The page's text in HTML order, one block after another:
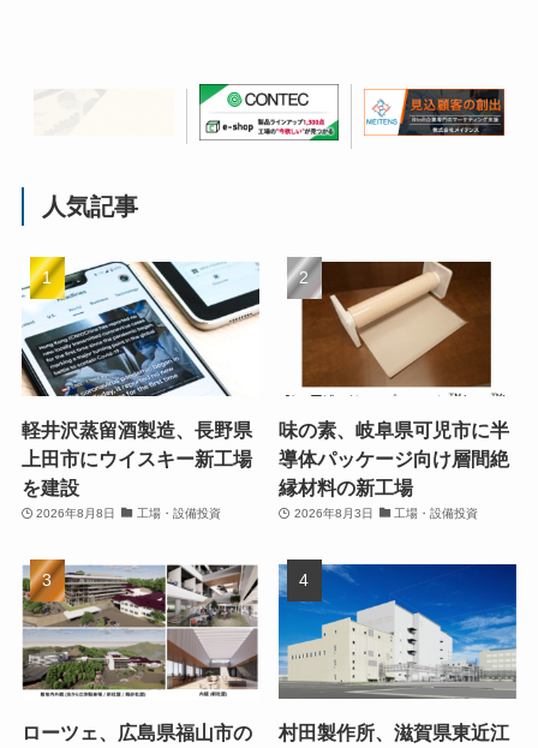
人気記事
軽井沢蒸留酒製造、長野県
上田市にウイスキー新工場
を建設
2026年8月8日 工場・設備投資
味の素、岐阜県可児市に半
導体パッケージ向け層間絶
縁材料の新工場
2026年8月3日 工場・設備投資
ローツェ、広島県福山市の
村田製作所、滋賀県東近江